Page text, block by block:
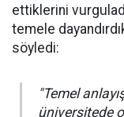
ettiklerini
temele
söyledi:
"Temel
üniversitede